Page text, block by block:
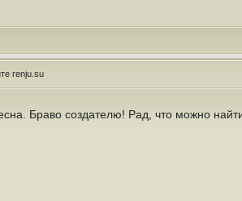
renju.su
Браво создателю! Рад, что можно